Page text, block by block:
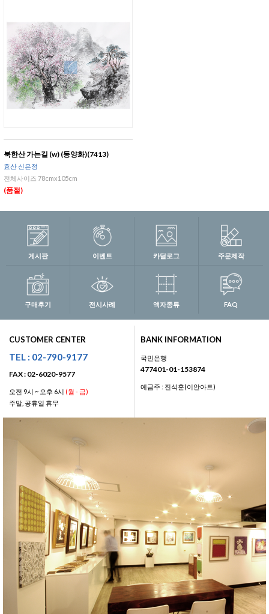
북한산 가는길 (w) (동양화)(7413)
효산 신은정
전체사이즈 78cmx105cm
(품절)
게시판 이벤트 카달로그 주문제작
구매후기 전시사례 액자종류 FAQ
CUSTOMER CENTER
TEL : 02-790-9177
FAX : 02-6020-9577
오전 9시 ~ 오후 6시 (월 - 금)
주말, 공휴일 휴무
BANK INFORMATION
국민은행
477401-01-153874
예금주 : 진석훈(이안아트)